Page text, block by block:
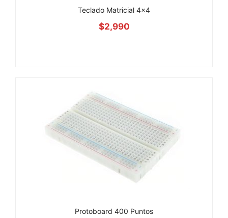
Teclado Matricial 4×4
$2,990
Protoboard 400 Puntos